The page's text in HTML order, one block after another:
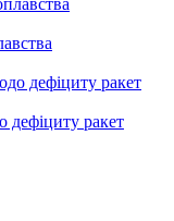
дефіциту ракет